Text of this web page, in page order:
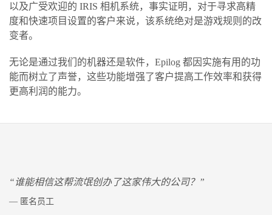
以及广受欢迎的 IRIS 相机系统，事实证明，对于寻求高精
度和快速项目设置的客户来说，该系统绝对是游戏规则的改
变者。
无论是通过我们的机器还是软件，Epilog 都因实施有用的功
能而树立了声誉，这些功能增强了客户提高工作效率和获得
更高利润的能力。
“谁能相信这帮流氓创办了这家伟大的公司？”
— 匿名员工